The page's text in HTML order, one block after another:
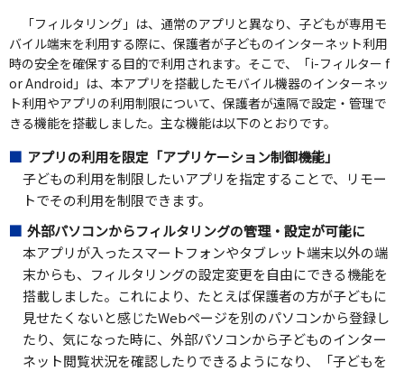
「フィルタリング」は、通常のアプリと異なり、子どもが専用モ
バイル端末を利用する際に、保護者が子どものインターネット利用
時の安全を確保する目的で利用されます。そこで、「i-フィルター f
or Android」は、本アプリを搭載したモバイル機器のインターネッ
ト利用やアプリの利用制限について、保護者が遠隔で設定・管理で
きる機能を搭載しました。主な機能は以下のとおりです。
アプリの利用を限定「アプリケーション制御機能」
子どもの利用を制限したいアプリを指定することで、リモー
トでその利用を制限できます。
外部パソコンからフィルタリングの管理・設定が可能に
本アプリが入ったスマートフォンやタブレット端末以外の端
末からも、フィルタリングの設定変更を自由にできる機能を
搭載しました。これにより、たとえば保護者の方が子どもに
見せたくないと感じたWebページを別のパソコンから登録し
たり、気になった時に、外部パソコンから子どものインター
ネット閲覧状況を確認したりできるようになり、「子どもを